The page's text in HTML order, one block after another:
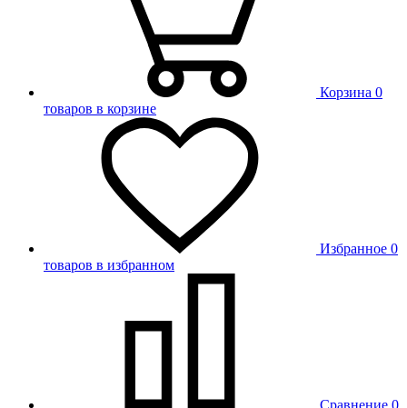
Корзина 0
товаров в корзине
Избранное 0
товаров в избранном
Сравнение 0